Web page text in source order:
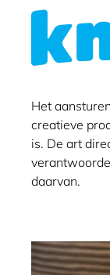
Het
creatieve
is. De art
daarvan.